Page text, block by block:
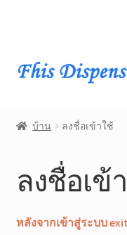
ที่ที่
เกี่ยวกับเรา
ติดต่อเรา
บ้าน ลงชื่อเข้าใช้
ลงชื่อเข้
หลังจากเข้าสู่ระบบ